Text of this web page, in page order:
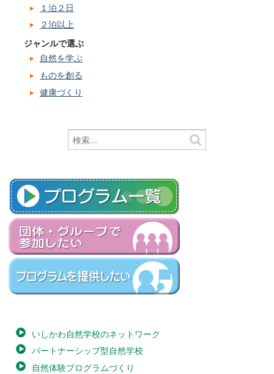
１泊２日
２泊以上
ジャンルで選ぶ
自然を学ぶ
ものを創る
健康づくり
いしかわ自然学校のネットワーク
パートナーシップ型自然学校
自然体験プログラムづくり